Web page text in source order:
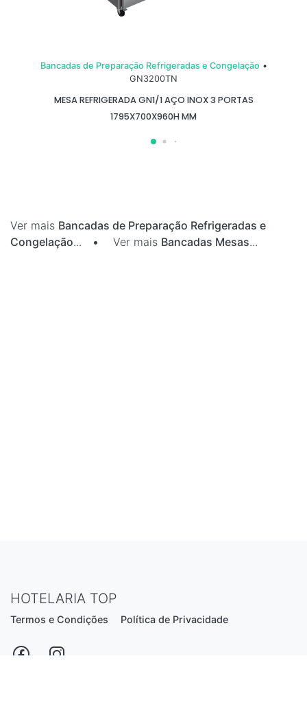
Bancadas de Preparação Refrigeradas e Congelação •
GN3200TN
MESA REFRIGERADA GN1/1 AÇO INOX 3 PORTAS
1795X700X960H MM
Ver mais Bancadas de Preparação Refrigeradas e
Congelação... • Ver mais Bancadas Mesas...
HOTELARIA TOP
Termos e Condições Política de Privacidade